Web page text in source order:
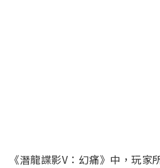
《潛龍諜影V：幻痛》中，玩家